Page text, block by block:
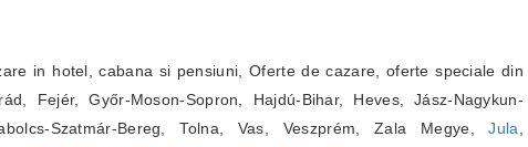
in hotel, cabana si pensiuni, Oferte de cazare, oferte speciale din
Fejér, Győr-Moson-Sopron, Hajdú-Bihar, Heves, Jász-Nagykun-
Szatmár-Bereg, Tolna, Vas, Veszprém, Zala Megye,Jula,